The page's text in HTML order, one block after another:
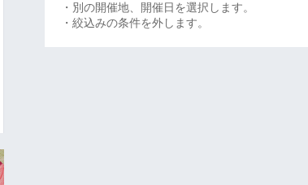
・別の開催地、開催日を選択します。
・絞込みの条件を外します。